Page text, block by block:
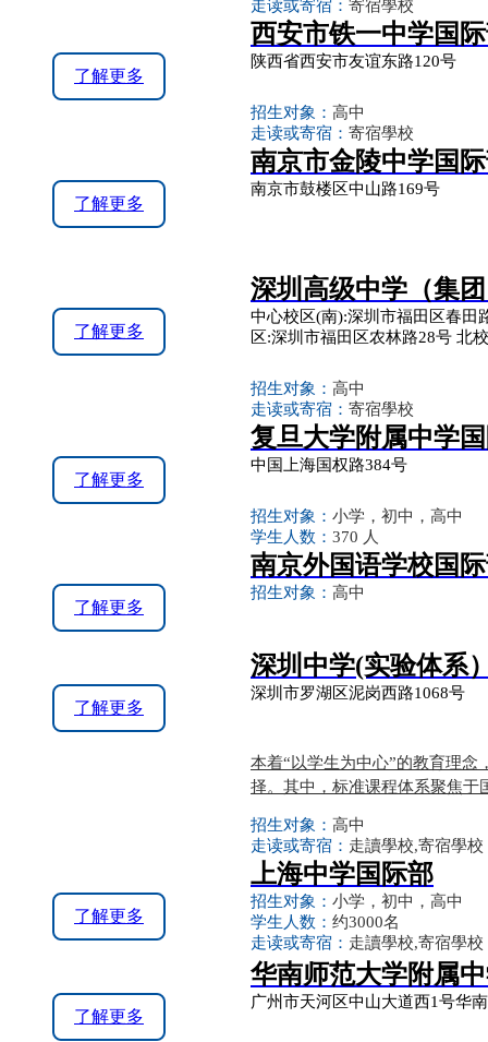
走读或寄宿： 寄宿學校
了解更多
西安市铁一中学国
陕西省西安市友谊东路120号
招生对象： 高中
走读或寄宿： 寄宿學校
了解更多
南京市金陵中学国
南京市鼓楼区中山路169号
了解更多
深圳高级中学（集
中心校区(南):深圳市福田区春田
区:深圳市福田区农林路28号 北
招生对象： 高中
走读或寄宿： 寄宿學校
了解更多
复旦大学附属中学
中国上海国权路384号
招生对象： 小学，初中，高中
学生人数： 370 人
了解更多
南京外国语学校国
招生对象： 高中
了解更多
深圳中学(实验体系
深圳市罗湖区泥岗西路1068号
本着“以学生为中心”的教育理
择。其中，标准课程体系聚焦于
招生对象： 高中
走读或寄宿： 走讀學校,寄宿學校
了解更多
上海中学国际部
招生对象： 小学，初中，高中
学生人数： 约3000名
走读或寄宿： 走讀學校,寄宿學校
了解更多
华南师范大学附属
广州市天河区中山大道西1号华